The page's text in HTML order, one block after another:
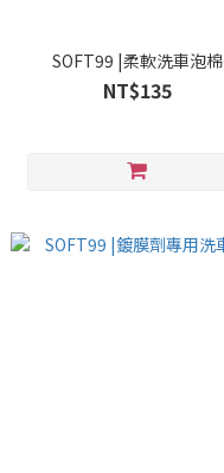
SOFT99 |柔軟洗車泡棉
NT$135